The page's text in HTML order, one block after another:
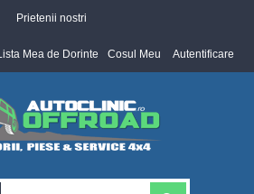
Prietenii nostri
Mea de Dorinte Cosul Meu Autentificare